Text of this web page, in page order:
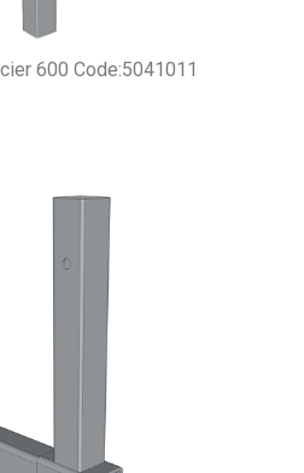
600 Code:5041011